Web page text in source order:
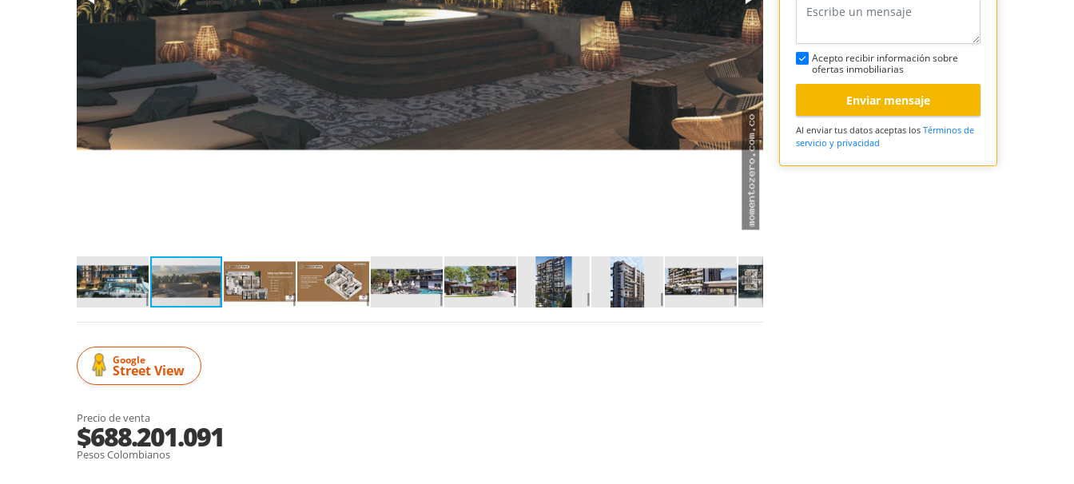
Google
Street View
Precio de venta
$688.201.091
Pesos Colombianos
Acepto recibir información sobre
ofertas inmobiliarias
Enviar mensaje
Al enviar tus datos aceptas los Términos de
servicio y privacidad